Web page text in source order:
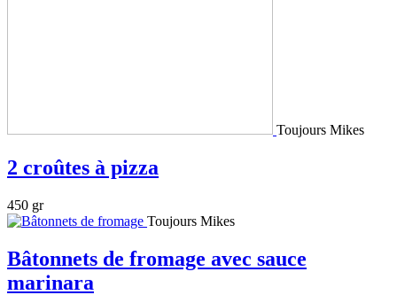
Toujours Mikes
2 croûtes à pizza
450 gr
Toujours Mikes
Bâtonnets de fromage avec sauce
marinara